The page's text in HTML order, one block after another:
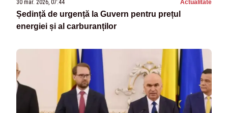
30 mar. 2026, 07:44 Actualitate
Ședință de urgență la Guvern pentru prețul
energiei și al carburanților